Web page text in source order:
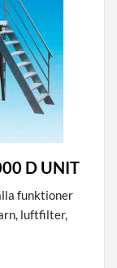
D UNIT
funktioner
luftfilter,